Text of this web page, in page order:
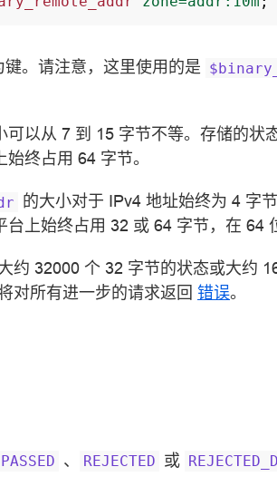
。请注意，这里使用的是
可以从 7 到 15 字节不等。存储的状
终占用 64 字节。
的大小对于 IPv4 地址始终为 4 字
上始终占用 32 或 64 字节，在 64
约 32000 个 32 字节的状态或大约
对所有进一步的请求返回 错误。
PASSED 、 REJECTED 或